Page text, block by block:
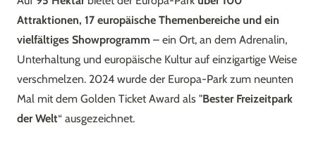
Attraktionen, 17 europäische Themenbereiche und ein
vielfältiges Showprogramm – ein Ort, an dem Adrenalin,
Unterhaltung und europäische Kultur auf einzigartige Weise
verschmelzen. 2024 wurde der Europa-Park zum neunten
Mal mit dem Golden Ticket Award als "Bester Freizeitpark
der Welt“ ausgezeichnet.